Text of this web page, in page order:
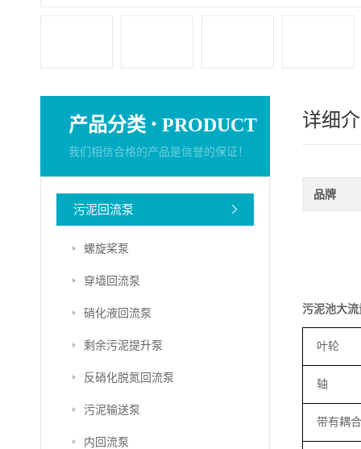
产品分类 · PRODUCT
我们相信合格的产品是信誉的保证！
污泥回流泵
螺旋桨泵
穿墙回流泵
硝化液回流泵
剩余污泥提升泵
反硝化脱氮回流泵
污泥输送泵
内回流泵
详细
品牌
污泥池大
叶轮
轴
带有耦